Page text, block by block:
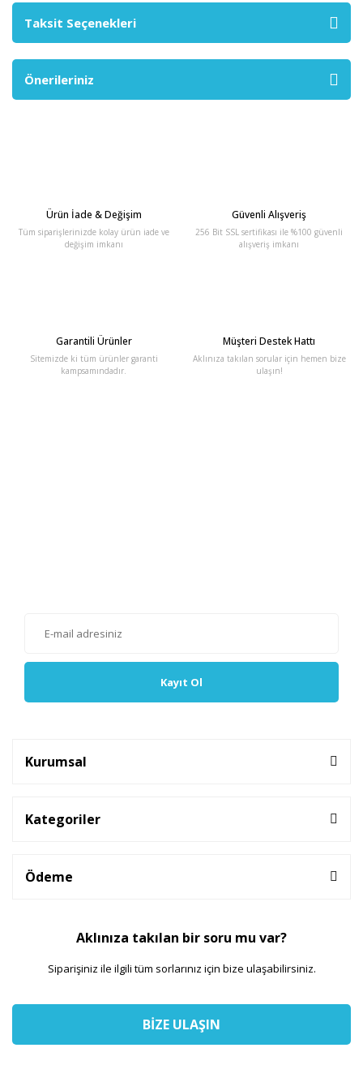
Taksit Seçenekleri
Önerileriniz
Ürün İade & Değişim
Tüm siparişlerinizde kolay ürün iade ve
değişim imkanı
Güvenli Alışveriş
256 Bit SSL sertifikası ile %100 güvenli
alışveriş imkanı
Garantili Ürünler
Sitemizde ki tüm ürünler garanti
kampsamındadır.
Müşteri Destek Hattı
Aklınıza takılan sorular için hemen bize
ulaşın!
Kayıt Ol
Kurumsal
Kategoriler
Ödeme
Aklınıza takılan bir soru mu var?
Siparişiniz ile ilgili tüm sorlarınız için bize ulaşabilirsiniz.
BİZE ULAŞIN